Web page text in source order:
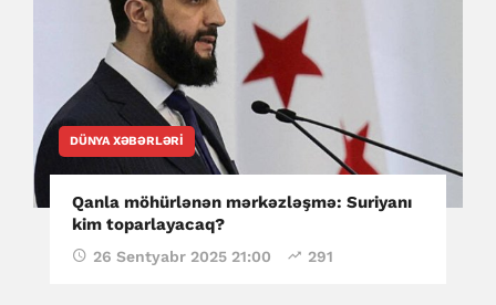
DÜNYA XƏBƏRLƏRI
Qanla möhürlənən mərkəzləşmə: Suriyanı
kim toparlayacaq?
26 Sentyabr 2025 21:00 291